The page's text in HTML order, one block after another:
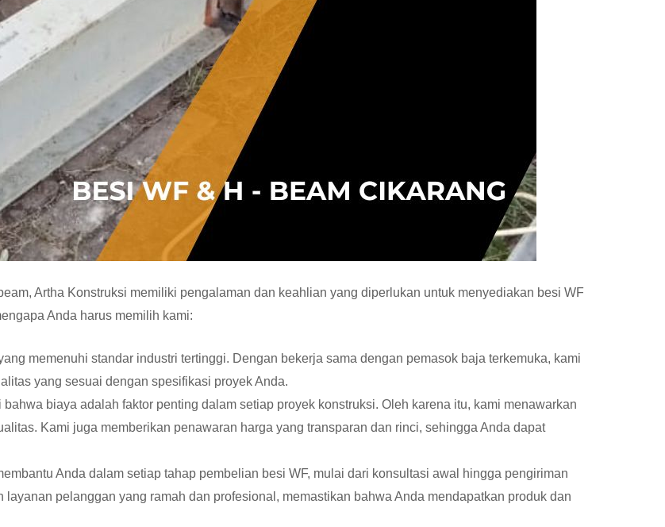
Artha Konstruksi memiliki pengalaman dan keahlian yang diperlukan untuk menyediakan besi WF
Anda harus memilih kami:
memenuhi standar industri tertinggi. Dengan bekerja sama dengan pemasok baja terkemuka, kami
yang sesuai dengan spesifikasi proyek Anda.
biaya adalah faktor penting dalam setiap proyek konstruksi. Oleh karena itu, kami menawarkan
Kami juga memberikan penawaran harga yang transparan dan rinci, sehingga Anda dapat
Anda dalam setiap tahap pembelian besi WF, mulai dari konsultasi awal hingga pengiriman
pelanggan yang ramah dan profesional, memastikan bahwa Anda mendapatkan produk dan